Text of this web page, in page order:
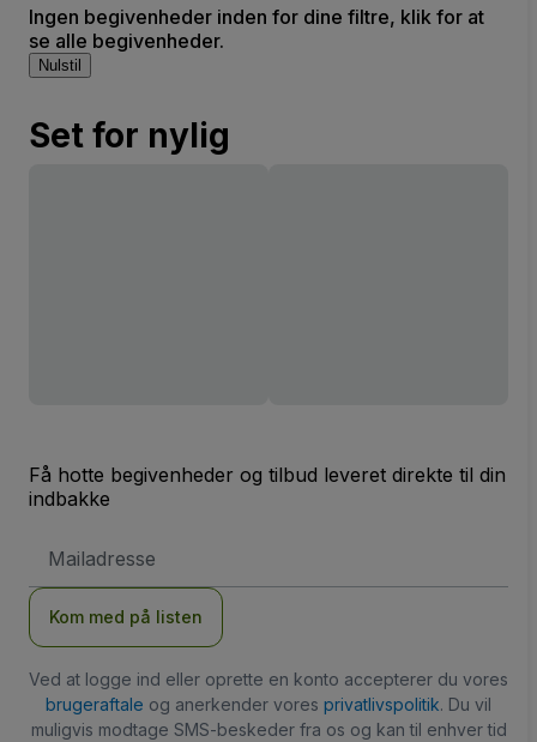
Complex
Ingen begivenheder inden for dine filtre, klik for at
se alle begivenheder.
Nulstil
Set for nylig
Få hotte begivenheder og tilbud leveret direkte til din
indbakke
adresse
Kom med på listen
Ved at logge ind eller oprette en konto accepterer du vores
brugeraftale og anerkender vores privatlivspolitik. Du vil
muligvis modtage SMS-beskeder fra os og kan til enhver tid